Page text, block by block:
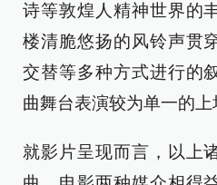
诗等敦煌人精神世界的
楼清脆悠扬的风铃声贯
交替等多种方式进行的
曲舞台表演较为单一的上
就影片呈现而言，以上